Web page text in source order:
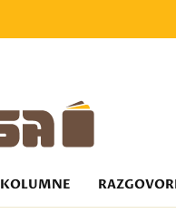
KOLUMNE